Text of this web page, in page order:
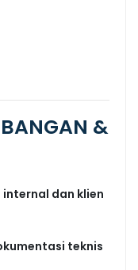
&
internal dan klien
teknis